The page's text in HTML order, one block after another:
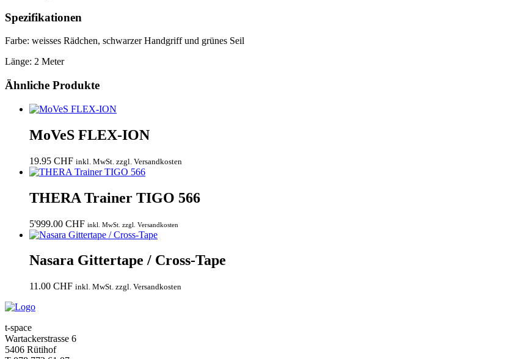
Spezifikationen
Farbe: weisses Rädchen, schwarzer Handgriff und grünes Seil
Länge: 2 Meter
Ähnliche Produkte
MoVeS FLEX-ION
19.95 CHF inkl. MwSt. zzgl. Versandkosten
THERA Trainer TIGO 566
5'999.00 CHF inkl. MwSt. zzgl. Versandkosten
Nasara Gittertape / Cross-Tape
11.00 CHF inkl. MwSt. zzgl. Versandkosten
t-space
Wartackerstrasse 6
5406 Rütihof